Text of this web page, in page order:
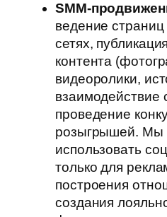
SMM-
ведение
сетях,
контента
видеоролики,
взаимодействие
проведение
розыгрышей. Мы
использовать
только для
построения
создания